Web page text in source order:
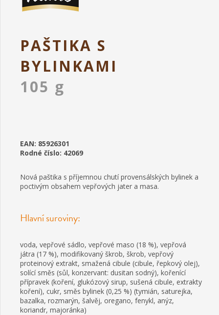
PAŠTIKA S
BYLINKAMI
105 g
EAN: 85926301
Rodné číslo: 42069
Nová paštika s příjemnou chutí provensálských bylinek a
poctivým obsahem vepřových jater a masa.
Hlavní suroviny:
voda, vepřové sádlo, vepřové maso (18 %), vepřová
játra (17 %), modifikovaný škrob, škrob, vepřový
proteinový extrakt, smažená cibule (cibule, řepkový olej),
solící směs (sůl, konzervant: dusitan sodný), kořenící
přípravek (koření, glukózový sirup, sušená cibule, extrakty
koření), cukr, směs bylinek (0,25 %) (tymián, saturejka,
bazalka, rozmarýn, šalvěj, oregano, fenykl, anýz,
koriandr, majoránka)